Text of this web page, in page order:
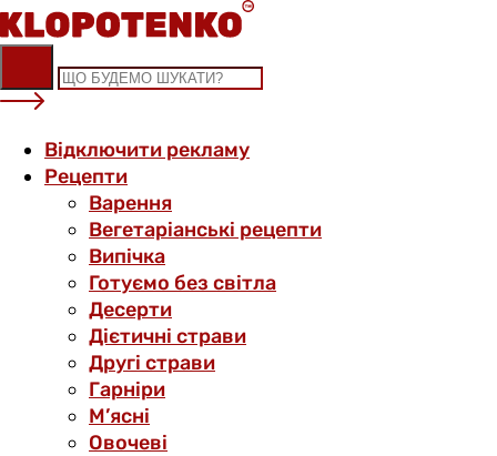
Skip
to
content
Відключити рекламу
Рецепти
Варення
Вегетаріанські рецепти
Випічка
Готуємо без світла
Десерти
Дієтичні страви
Другі страви
Гарніри
М’ясні
Овочеві